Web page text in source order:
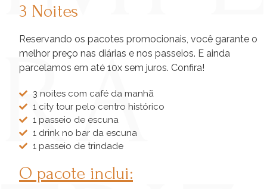
3 Noites
Reservando os pacotes promocionais, você garante o
melhor preço nas diárias e nos passeios. E ainda
parcelamos em até 10x sem juros. Confira!
3 noites com café da manhã
1 city tour pelo centro histórico
1 passeio de escuna
1 drink no bar da escuna
1 passeio de trindade
O pacote inclui: